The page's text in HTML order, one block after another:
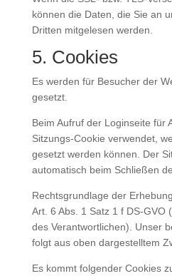
können die Daten, die Sie an
Dritten mitgelesen werden.
5. Cookies
Es werden für Besucher der
gesetzt.
Beim Aufruf der Loginseite für
Sitzungs-Cookie verwendet,
gesetzt werden können. Der
automatisch beim Schließen
Rechtsgrundlage der
Art. 6 Abs. 1 Satz 1 f DS-GVO
des Verantwortlichen). Unser
folgt aus oben dargestelltem
Es kommt folgender Cookies